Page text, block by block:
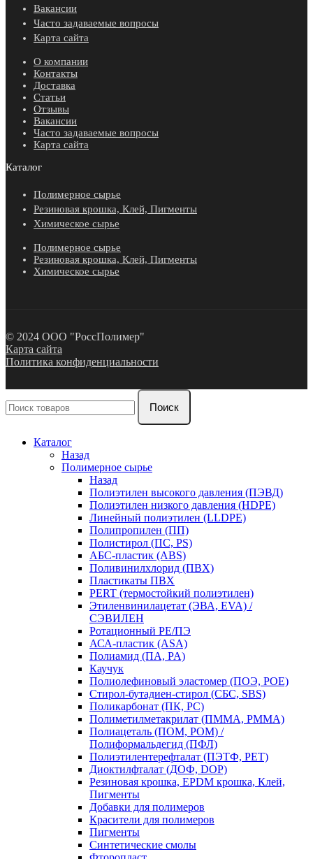
Вакансии
Часто задаваемые вопросы
Карта сайта
О компании
Контакты
Доставка
Статьи
Отзывы
Вакансии
Часто задаваемые вопросы
Карта сайта
Каталог
Полимерное сырье
Резиновая крошка, Клей, Пигменты
Химическое сырье
Полимерное сырье
Резиновая крошка, Клей, Пигменты
Химическое сырье
© 2024 ООО "РоссПолимер"
Карта сайта
Политика конфиденциальности
Поиск
Каталог
Назад
Полимерное сырье
Назад
Полиэтилен высокого давления (ПЭВД)
Полиэтилен низкого давления (HDPE)
Линейный полиэтилен (LLDPE)
Полипропилен (ПП)
Полистирол (ПС, PS)
АБС-пластик (ABS)
Поливинилхлорид (ПВХ)
Пластикаты ПВХ
PERT (термостойкий полиэтилен)
Этиленвинилацетат (ЭВА, EVA) /
СЭВИЛЕН
Ротационный PE/ПЭ
АСА-пластик (ASA)
Полиамид (ПА, PA)
Каучук
Полиолефиновый эластомер (ПОЭ, POE)
Стирол-бутадиен-стирол (СБС, SBS)
Поликарбонат (ПК, PC)
Полиметилметакрилат (ПММА, PMMA)
Полиацеталь (ПОМ, POM) /
Полиформальдегид (ПФЛ)
Полиэтилентерефталат (ПЭТФ, PET)
Диоктилфталат (ДОФ, DOP)
Резиновая крошка, EPDM крошка, Клей,
Пигменты
Добавки для полимеров
Красители для полимеров
Пигменты
Синтетические смолы